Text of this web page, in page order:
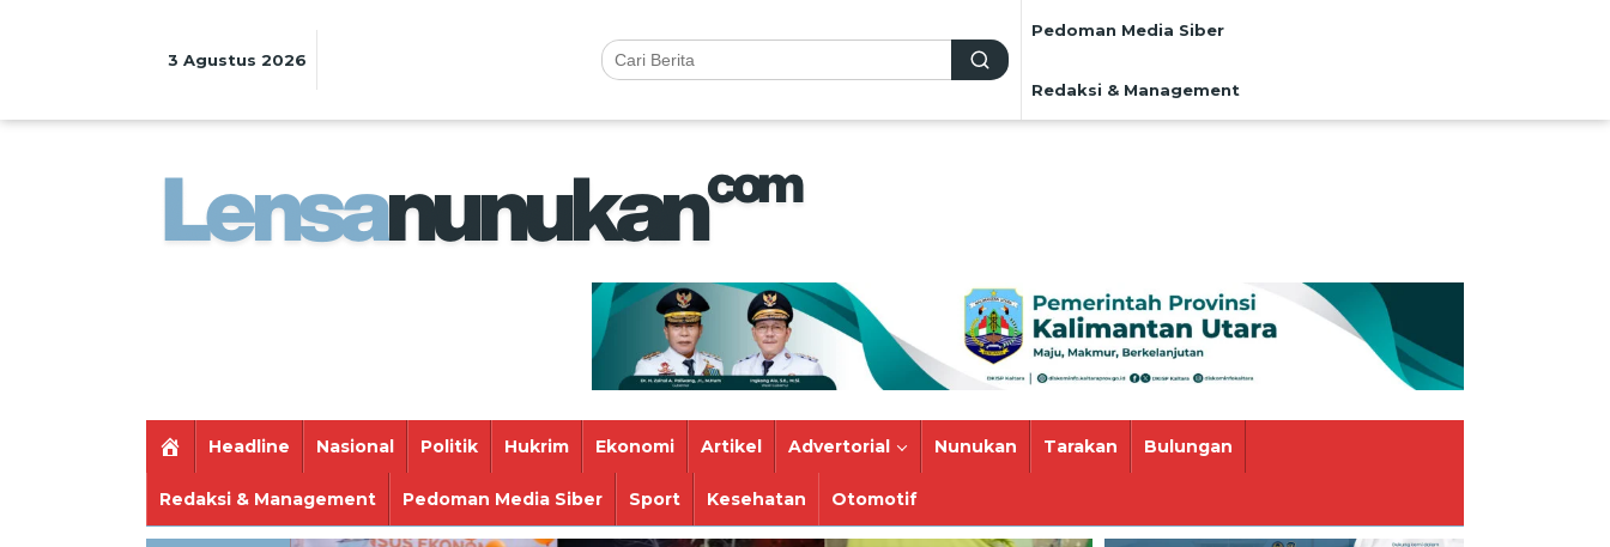
3 Agustus 2026
Pedoman Media Siber
Redaksi & Management
Headline Nasional Politik Hukrim Ekonomi Artikel Advertorial Nunukan Tarakan Bulungan
Redaksi & Management Pedoman Media Siber Sport Kesehatan Otomotif